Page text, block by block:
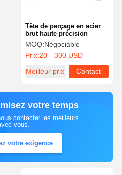
Tête de perçage en acier
brut haute précision
MOQ:Négociable
Prix:20—300 USD
Meilleur prix
Contact
votre temps
contacter les meilleurs
vous.
votre exigence